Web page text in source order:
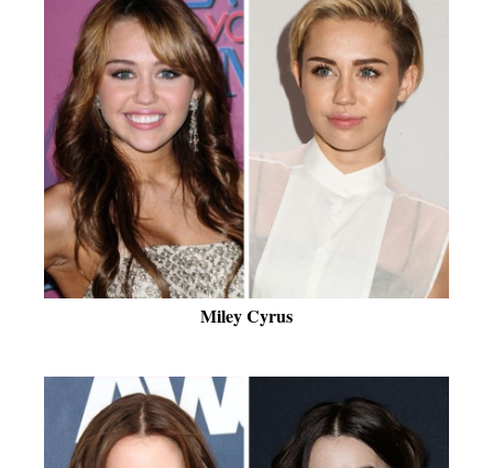
Miley Cyrus